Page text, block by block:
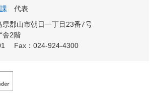
代表
県郡山市朝日一丁目23番7号
舎2階
Fax：024-924-4300